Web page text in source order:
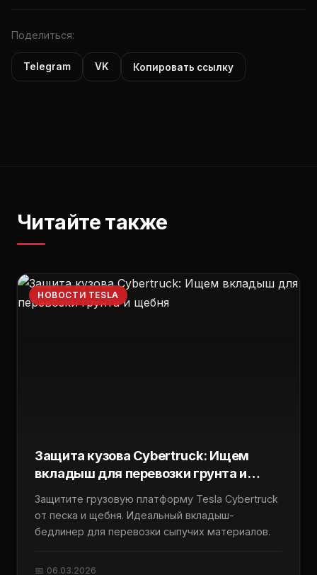
Поделиться:
Telegram VK Копировать ссылку
Читайте также
НОВОСТИ TESLA
Защита кузова Cybertruck: Ищем
вкладыш для перевозки грунта и
щебня
Защитите грузовую платформу Tesla Cybertruck
от песка и щебня. Идеальный вкладыш-
бедлинер для перевозки сыпучих материалов.
📅 06.03.2026